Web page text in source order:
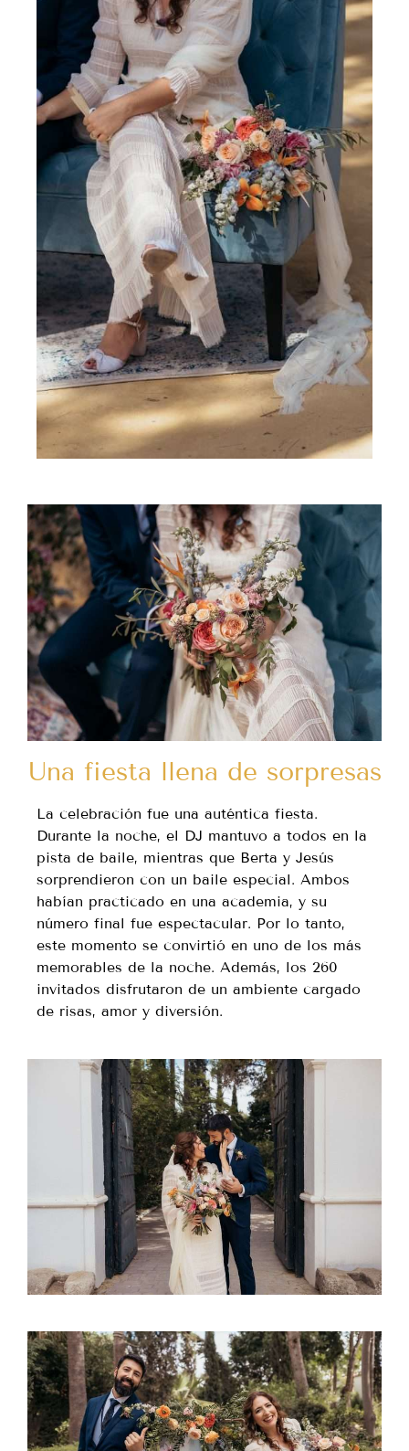
Una fiesta llena de sorpresas
La celebración fue una auténtica fiesta.
Durante la noche, el DJ mantuvo a todos en la
pista de baile, mientras que Berta y Jesús
sorprendieron con un baile especial. Ambos
habían practicado en una academia, y su
número final fue espectacular. Por lo tanto,
este momento se convirtió en uno de los más
memorables de la noche. Además, los 260
invitados disfrutaron de un ambiente cargado
de risas, amor y diversión.